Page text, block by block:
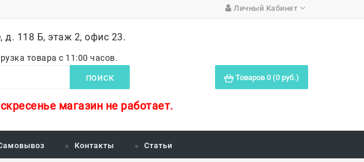
Личный Кабинет
118 Б, этаж 2, офис 23.
товара с 11:00 часов.
ПОИСК Товаров 0 (0 руб.)
магазин не работает.
Контакты Статьи